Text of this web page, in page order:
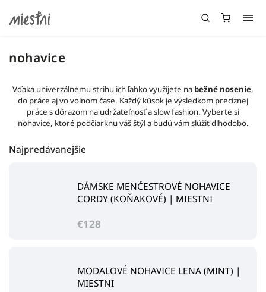
nohavice
Vďaka univerzálnemu strihu ich ľahko využijete na bežné nosenie,
do práce aj vo voľnom čase. Každý kúsok je výsledkom precíznej
práce s dôrazom na udržateľnosť a slow fashion. Vyberte si
nohavice, ktoré podčiarknu váš štýl a budú vám slúžiť dlhodobo.
Najpredávanejšie
DÁMSKE MENČESTROVÉ NOHAVICE
CORDY (KOŇAKOVÉ) | MIESTNI
€128
MODALOVÉ NOHAVICE LENA (MINT) |
MIESTNI